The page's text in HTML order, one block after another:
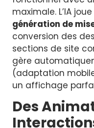
maximale. L’IA
génération de
conversion des
sections de site
gère
(adaptation
un affichage
Des